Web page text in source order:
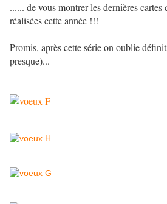
...... de vous montrer les dernières cartes
réalisées cette année !!!
Promis, après cette série on oublie
presque)...